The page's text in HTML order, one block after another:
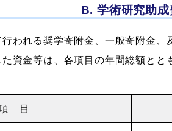
B. 学術研究助成
われる奨学寄附金、一般寄附金、
資金等は、各項目の年間総額とと
目